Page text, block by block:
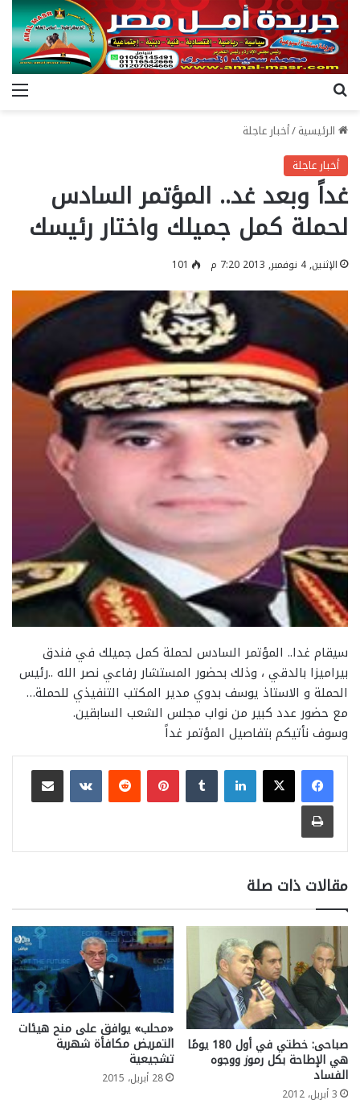
الرئيسية/أخبار عاجلة
أخبار عاجلة
غداً وبعد غد.. المؤتمر السادس
لحملة كمل جميلك واختار رئيسك
الإثنين, 4 نوفمبر, 2013 7:20 م 101
سيقام غدا.. المؤتمر السادس لحملة كمل جميلك في فندق
بيراميزا بالدقي ، وذلك بحضور المستشار رفاعي نصر الله ..رئيس
الحملة و الاستاذ يوسف بدوي مدير المكتب التنفيذي للحملة…
مع حضور عدد كبير من نواب مجلس الشعب السابقين.
وسوف نأتيكم بتفاصيل المؤتمر غداً
لينكدإن بينتيريست
مشاركة عبر البريد
طباعة
مقالات ذات صلة
صباحى: خطتي في أول 180 يومًا
هي الإطاحة بكل رموز ووجوه
الفساد
3 أبريل، 2012
«محلب» يوافق على منح هيئات
التمريض مكافأة شهرية
تشجيعية
28 أبريل، 2015